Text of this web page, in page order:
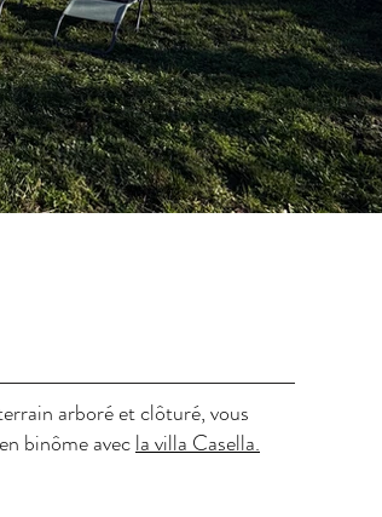
arboré et clôturé, vous
binôme avecla villa Casella.